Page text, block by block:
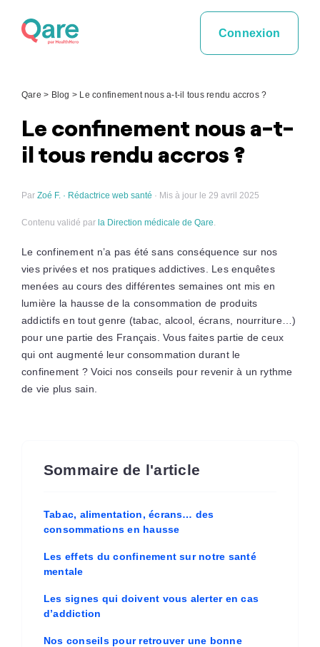
Connexion
Qare > Blog > Le confinement nous a-t-il tous rendu accros ?
Le confinement nous a-t-
il tous rendu accros ?
Par Zoé F. · Rédactrice web santé · Mis à jour le 29 avril 2025
Contenu validé par la Direction médicale de Qare.
Le confinement n’a pas été sans conséquence sur nos
vies privées et nos pratiques addictives. Les enquêtes
menées au cours des différentes semaines ont mis en
lumière la hausse de la consommation de produits
addictifs en tout genre (tabac, alcool, écrans, nourriture…)
pour une partie des Français. Vous faites partie de ceux
qui ont augmenté leur consommation durant le
confinement ? Voici nos conseils pour revenir à un rythme
de vie plus sain.
Sommaire de l'article
Tabac, alimentation, écrans… des
consommations en hausse
Les effets du confinement sur notre santé
mentale
Les signes qui doivent vous alerter en cas
d’addiction
Nos conseils pour retrouver une bonne